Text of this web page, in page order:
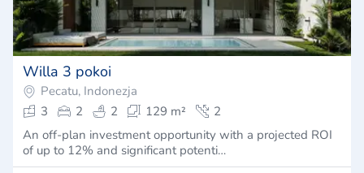
Willa 3 pokoi
Pecatu, Indonezja
3
2 2 129 m²
2
An off-plan investment opportunity with a projected ROI
of up to 12% and significant potenti…